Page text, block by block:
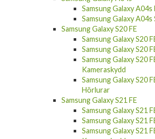
Samsung Galaxy A04s
Samsung Galaxy A04s
Samsung Galaxy S20 FE
Samsung Galaxy S20
Samsung Galaxy S20
Samsung Galaxy S20
Kameraskydd
Samsung Galaxy S20
Hörlurar
Samsung Galaxy S21 FE
Samsung Galaxy S21
Samsung Galaxy S21
Samsung Galaxy S21